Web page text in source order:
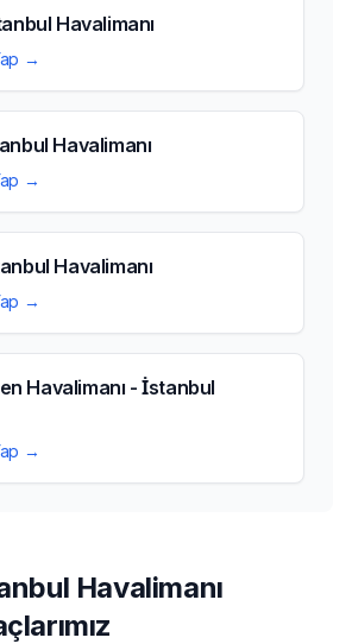
Havalimanı
→
Havalimanı
→
Havalimanı
→
Havalimanı - İstanbul
→
Havalimanı